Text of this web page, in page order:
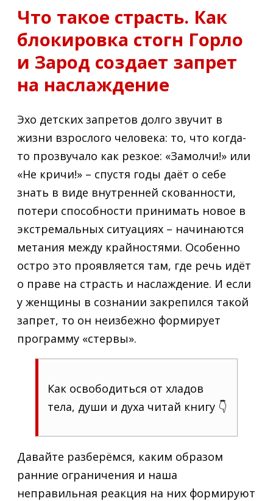
Что такое страсть. Как
блокировка стогн Горло
и Зарод создает запрет
на наслаждение
Эхо детских запретов долго звучит в
жизни взрослого человека: то, что когда-
то прозвучало как резкое: «Замолчи!» или
«Не кричи!» – спустя годы даёт о себе
знать в виде внутренней скованности,
потери способности принимать новое в
экстремальных ситуациях – начинаются
метания между крайностями. Особенно
остро это проявляется там, где речь идёт
о праве на страсть и наслаждение. И если
у женщины в сознании закрепился такой
запрет, то он неизбежно формирует
программу «стервы».
Как освободиться от хладов
тела, души и духа читай книгу 👇
Давайте разберёмся, каким образом
ранние ограничения и наша
неправильная реакция на них формируют